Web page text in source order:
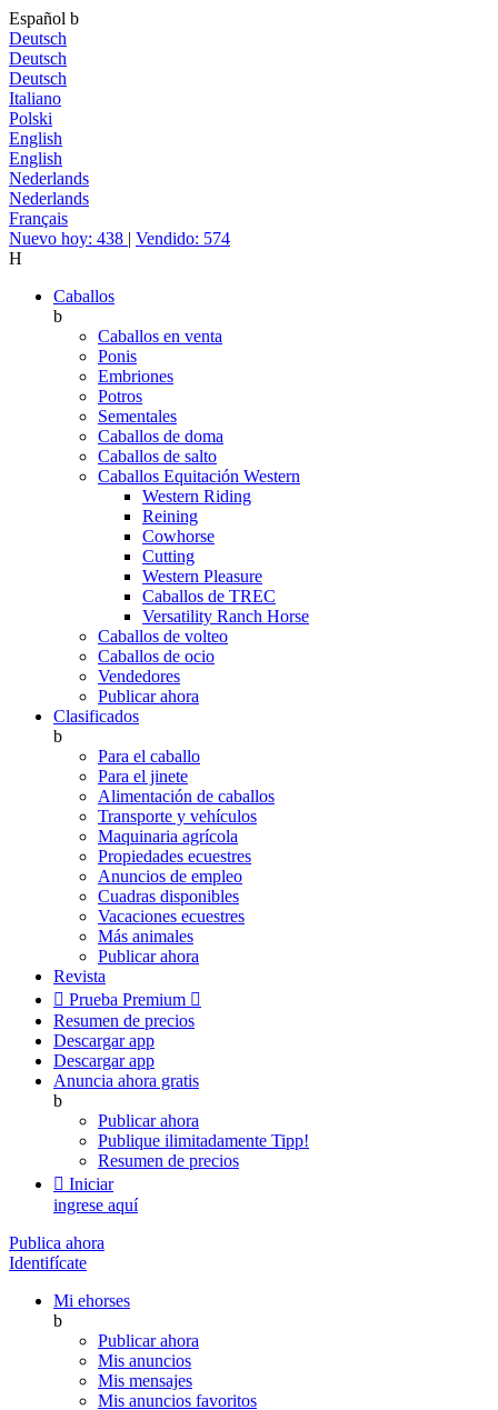
Español b
Deutsch
Deutsch
Deutsch
Italiano
Polski
English
English
Nederlands
Nederlands
Français
Nuevo hoy: 438 | Vendido: 574
H
Caballos
b
Caballos en venta
Ponis
Embriones
Potros
Sementales
Caballos de doma
Caballos de salto
Caballos Equitación Western
Western Riding
Reining
Cowhorse
Cutting
Western Pleasure
Caballos de TREC
Versatility Ranch Horse
Caballos de volteo
Caballos de ocio
Vendedores
Publicar ahora
Clasificados
b
Para el caballo
Para el jinete
Alimentación de caballos
Transporte y vehículos
Maquinaria agrícola
Propiedades ecuestres
Anuncios de empleo
Cuadras disponibles
Vacaciones ecuestres
Más animales
Publicar ahora
Revista
 Prueba Premium 
Resumen de precios
Descargar app
Descargar app
Anuncia ahora gratis
b
Publicar ahora
Publique ilimitadamente Tipp!
Resumen de precios
 Iniciar
ingrese aquí
Publica ahora
Identifícate
Mi ehorses
b
Publicar ahora
Mis anuncios
Mis mensajes
Mis anuncios favoritos